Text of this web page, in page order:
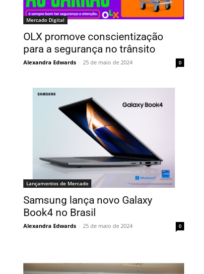
Mercado Digital
OLX promove conscientização
para a segurança no trânsito
Alexandra Edwards - 25 de maio de 2024 0
Lançamentos de Mercado
Samsung lança novo Galaxy
Book4 no Brasil
Alexandra Edwards - 25 de maio de 2024 0